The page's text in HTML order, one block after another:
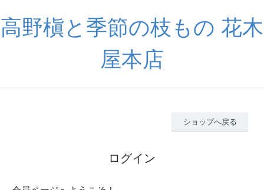
高野槇と季節の枝もの 花木
屋本店
ショップへ戻る
ログイン